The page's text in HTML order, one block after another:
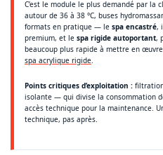
C’est le module le plus demandé par
autour de 36 à 38 °C, buses
formats en pratique — le spa encastré,
premium, et le spa rigide autoportant,
beaucoup plus rapide à mettre en
spa acrylique rigide.
Points critiques d’exploitation :
isolante — qui divise la consommation
accès technique pour la maintenance.
technique, pas après.